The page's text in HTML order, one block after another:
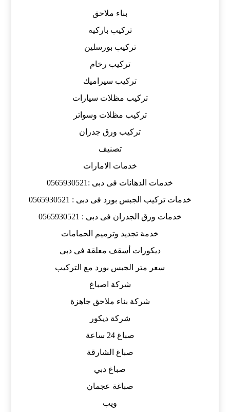
بناء ملاحق
تركيب باركيه
تركيب بورسلين
تركيب رخام
تركيب سيراميك
تركيب مظلات سيارات
تركيب مظلات وسواتر
تركيب ورق جدران
تصنيف
خدمات الامارات
خدمات الدهانات فى دبى :0565930521
خدمات تركيب الجبس بورد فى دبى : 0565930521
خدمات ورق الجدران فى دبى : 0565930521
خدمة تجديد وترميم الحمامات
ديكورات أسقف معلقة فى دبى
سعر متر الجبس بورد مع التركيب
شركة اصباغ
شركة بناء ملاحق جاهزة
شركة ديكور
صباغ 24 ساعة
صباغ الشارقة
صباغ دبي
صباغة عجمان
ويب